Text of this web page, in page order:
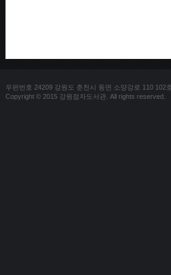
우편번호 24209 강원도 춘천시 동면 소양강로 110 102
Copyright © 2015 강원점자도서관. All rights reserved.